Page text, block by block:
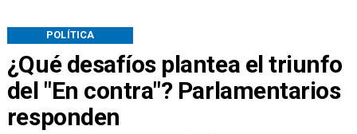
¿Qué desafíos plantea el triunfo
del "En contra"? Parlamentarios
responden
POLÍTICA